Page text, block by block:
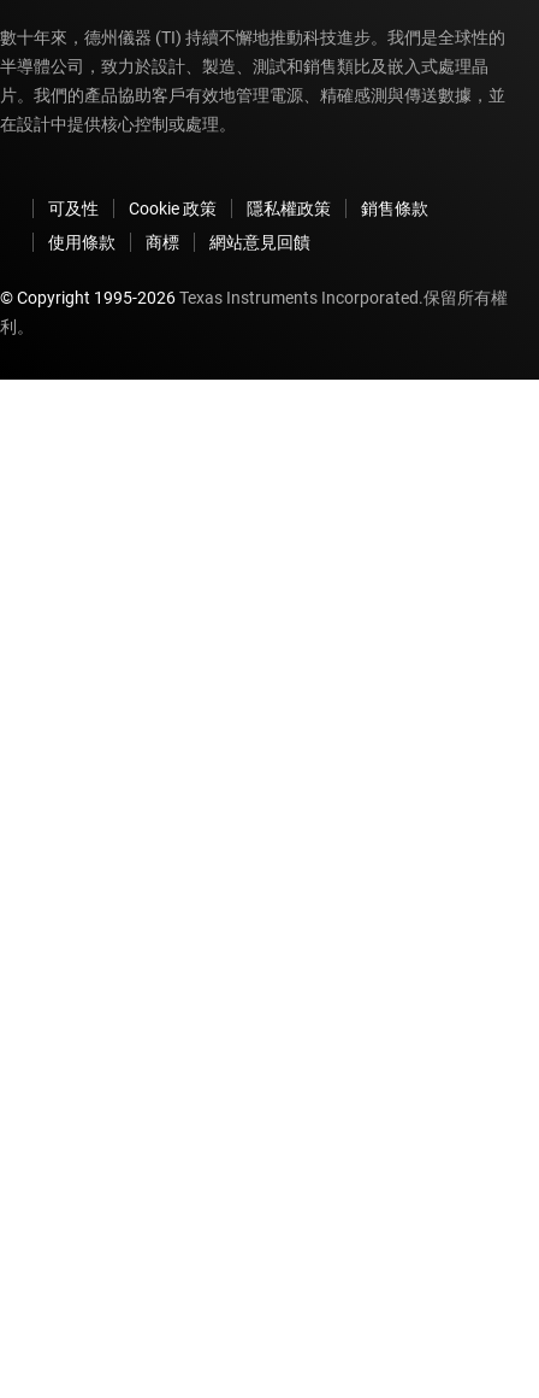
數十年來，德州儀器 (TI) 持續不懈地推動科技進步。我們是全球性的
半導體公司，致力於設計、製造、測試和銷售類比及嵌入式處理晶
片。我們的產品協助客戶有效地管理電源、精確感測與傳送數據，並
在設計中提供核心控制或處理。
可及性 Cookie 政策 隱私權政策
銷售條款
使用條款
商標 網站意見回饋
© Copyright 1995-2026Texas Instruments Incorporated.保留所有權
利。